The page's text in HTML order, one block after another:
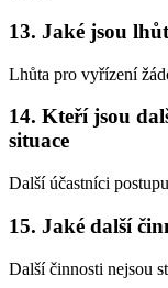
13. Jaké jsou
Lhůta pro vyřízení
14. Kteří jsou
situace
Další účastníci
15. Jaké další
Další činnosti nejsou